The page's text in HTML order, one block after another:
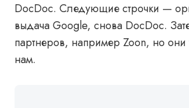
DocDoc. Следующие строчки —
выдача Google, снова DocDoc.
партнеров, например Zoon, но они
нам.